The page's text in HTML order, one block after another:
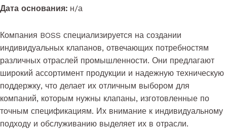
Дата основания: н/а
Компания BOSS специализируется на создании
индивидуальных клапанов, отвечающих потребностям
различных отраслей промышленности. Они предлагают
широкий ассортимент продукции и надежную техническую
поддержку, что делает их отличным выбором для
компаний, которым нужны клапаны, изготовленные по
точным спецификациям. Их внимание к индивидуальному
подходу и обслуживанию выделяет их в отрасли.